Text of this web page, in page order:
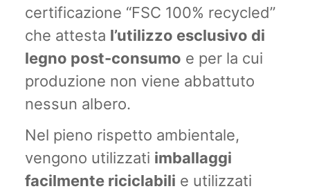
certificazione “FSC 100% recycled”
che attesta l’utilizzo esclusivo di
legno post-consumo e per la cui
produzione non viene abbattuto
nessun albero.
Nel pieno rispetto ambientale,
vengono utilizzati imballaggi
facilmente riciclabili e utilizzati